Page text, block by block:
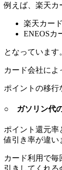
例えば、楽天カ
楽天カー
ENEOSカ
となっています
カード会社によ
ポイントの移行
○ ガソリン代
ポイント還元率
値引き率が違い
カード利用で毎